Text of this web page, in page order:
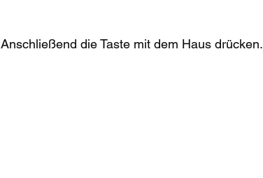
Anschließend die Taste mit dem Haus drücken.